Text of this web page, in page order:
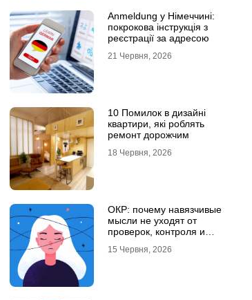
Anmeldung у Німеччині:
покрокова інструкція з
реєстрації за адресою
21 Червня, 2026
10 Помилок в дизайні
квартири, які роблять
ремонт дорожчим
18 Червня, 2026
ОКР: почему навязчивые
мысли не уходят от
проверок, контроля и
15 Червня, 2026